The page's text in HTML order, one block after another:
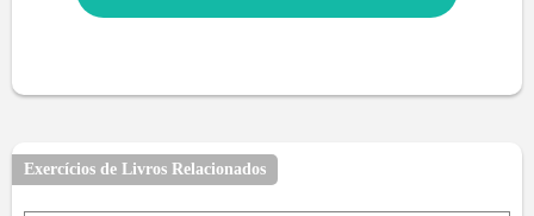
Exercícios de Livros Relacionados